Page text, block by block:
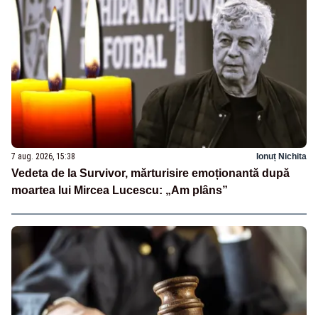
7 aug. 2026, 15:38 Ionuț Nichita
Vedeta de la Survivor, mărturisire emoționantă după
moartea lui Mircea Lucescu: „Am plâns”